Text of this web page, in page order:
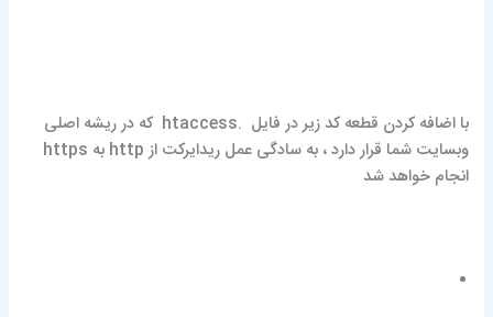
با اضافه کردن قطعه کد زیر در فایل .htaccess که در ریشه اصلی
وبسایت شما قرار دارد ، به سادگی عمل ریدایرکت از http به https
انجام خواهد شد